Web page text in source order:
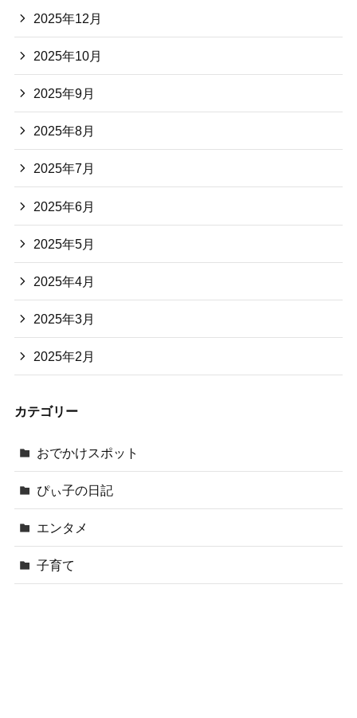
2025年12月
2025年10月
2025年9月
2025年8月
2025年7月
2025年6月
2025年5月
2025年4月
2025年3月
2025年2月
カテゴリー
おでかけスポット
ぴぃ子の日記
エンタメ
子育て